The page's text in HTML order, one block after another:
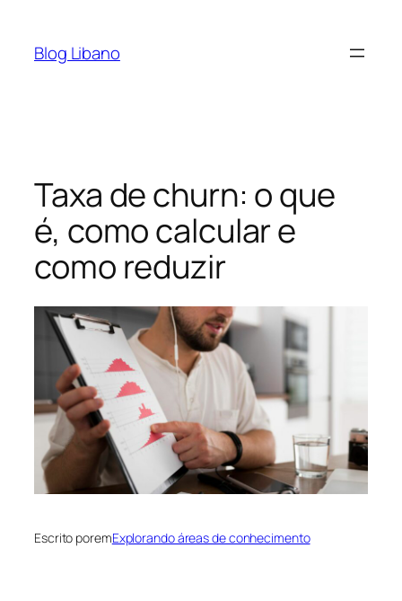
Blog Libano
Taxa de churn: o que
é, como calcular e
como reduzir
Escrito poremExplorando áreas de conhecimento